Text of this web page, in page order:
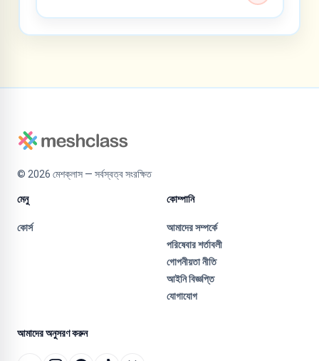
© 2026 মেশক্লাস — সর্বস্বত্ব সংরক্ষিত
মেনু
কোর্স
কোম্পানি
আমাদের সম্পর্কে
পরিষেবার শর্তাবলী
গোপনীয়তা নীতি
আইনি বিজ্ঞপ্তি
যোগাযোগ
আমাদের অনুসরণ করুন